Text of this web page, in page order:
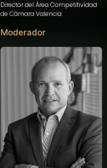
Director del Área Competitividad
de Cámara Valencia
Moderador